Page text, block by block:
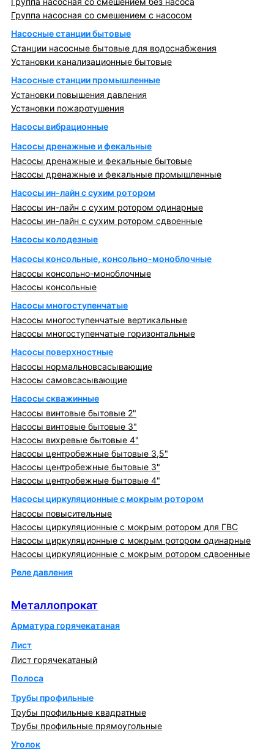
Группа насосная со смешением с насосом
Насосные станции бытовые
Станции насосные бытовые для водоснабжения
Установки канализационные бытовые
Насосные станции промышленные
Установки повышения давления
Установки пожаротушения
Насосы вибрационные
Насосы дренажные и фекальные
Насосы дренажные и фекальные бытовые
Насосы дренажные и фекальные промышленные
Насосы ин-лайн с сухим ротором
Насосы ин-лайн с сухим ротором одинарные
Насосы ин-лайн с сухим ротором сдвоенные
Насосы колодезные
Насосы консольные, консольно-моноблочные
Насосы консольно-моноблочные
Насосы консольные
Насосы многоступенчатые
Насосы многоступенчатые вертикальные
Насосы многоступенчатые горизонтальные
Насосы поверхностные
Насосы нормальновсасывающие
Насосы самовсасывающие
Насосы скважинные
Насосы винтовые бытовые 2"
Насосы винтовые бытовые 3"
Насосы вихревые бытовые 4"
Насосы центробежные бытовые 3,5"
Насосы центробежные бытовые 3"
Насосы центробежные бытовые 4"
Насосы циркуляционные с мокрым ротором
Насосы повысительные
Насосы циркуляционные с мокрым ротором для ГВС
Насосы циркуляционные с мокрым ротором одинарные
Насосы циркуляционные с мокрым ротором сдвоенные
Реле давления
Металлопрокат
Арматура горячекатаная
Лист
Лист горячекатаный
Полоса
Трубы профильные
Трубы профильные квадратные
Трубы профильные прямоугольные
Уголок